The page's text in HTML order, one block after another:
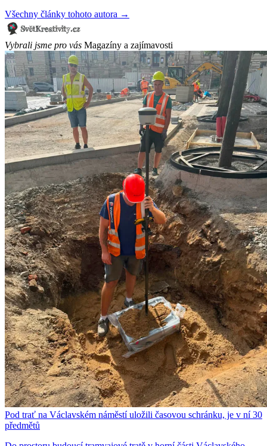
Všechny články tohoto autora →
Vybrali jsme pro vás Magazíny a zajímavosti
Pod trať na Václavském náměstí uložili časovou schránku, je v ní 30
předmětů